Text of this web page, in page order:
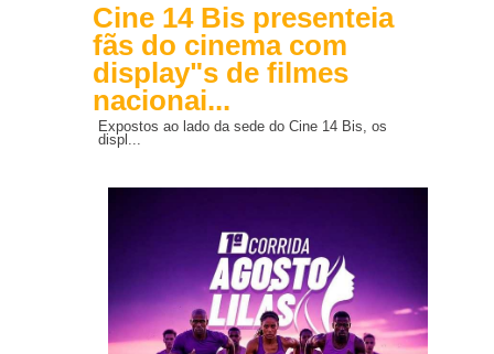
Cine 14 Bis presenteia
fãs do cinema com
display"s de filmes
nacionai...
Expostos ao lado da sede do Cine 14 Bis, os
displ...